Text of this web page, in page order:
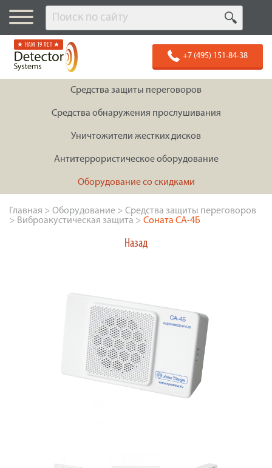
★ НАМ 19 ЛЕТ ★
+7 (495) 151-84-38
Средства защиты переговоров
Средства обнаружения прослушивания
Уничтожители жестких дисков
Антитеррористическое оборудование
Оборудование со скидками
Главная > Оборудование > Средства защиты переговоров
> Виброакустическая защита > Соната СА-4Б
Назад